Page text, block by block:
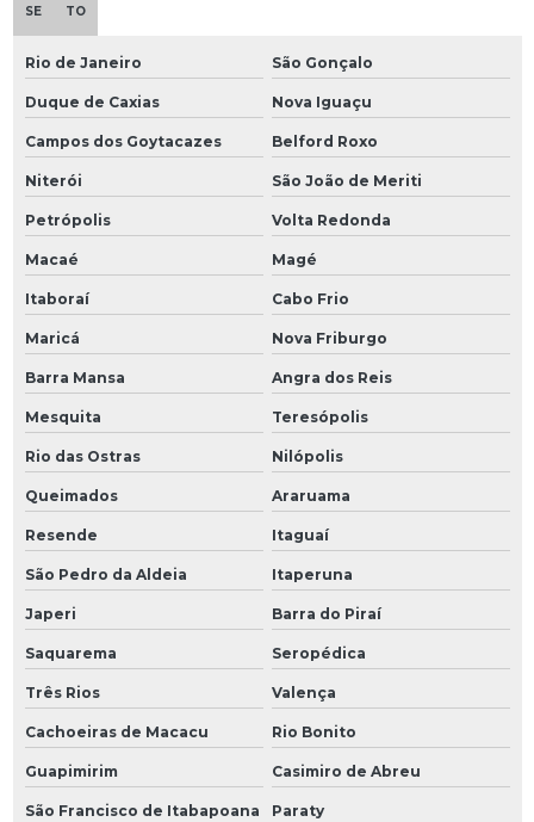
SE TO
Rio de Janeiro São Gonçalo
Duque de Caxias Nova Iguaçu
Campos dos Goytacazes Belford Roxo
Niterói São João de Meriti
Petrópolis Volta Redonda
Macaé Magé
Itaboraí Cabo Frio
Maricá Nova Friburgo
Barra Mansa Angra dos Reis
Mesquita Teresópolis
Rio das Ostras Nilópolis
Queimados Araruama
Resende Itaguaí
São Pedro da Aldeia Itaperuna
Japeri Barra do Piraí
Saquarema Seropédica
Três Rios Valença
Cachoeiras de Macacu Rio Bonito
Guapimirim Casimiro de Abreu
São Francisco de Itabapoana Paraty